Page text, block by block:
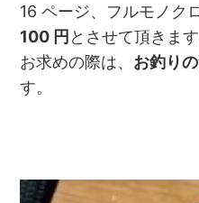
16 ページ、フルモノク
100 円とさせて頂きます
お求めの際は、 お釣り
す。